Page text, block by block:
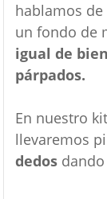
hablamos
un fondo de
igual de
párpados.
En nuestro
llevaremos
dedosdando